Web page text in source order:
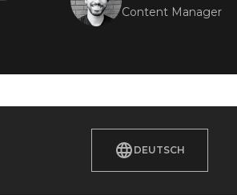
Content Manager
DEUTSCH